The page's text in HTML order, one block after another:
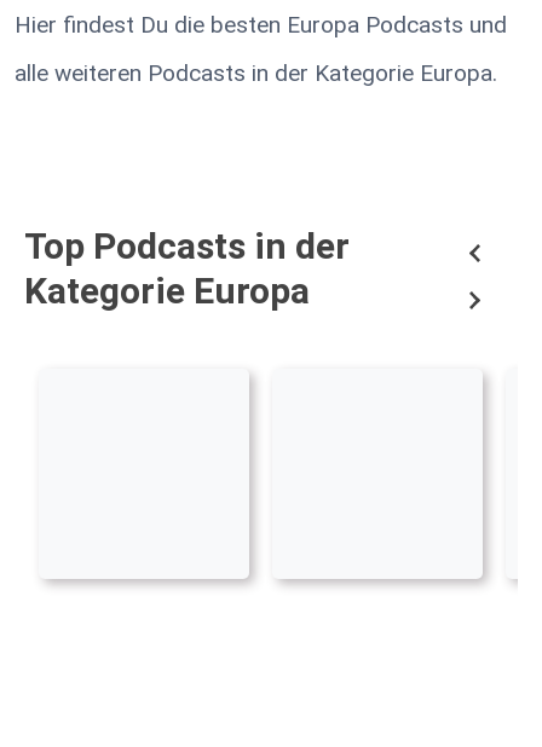
Hier findest Du die besten Europa Podcasts und
alle weiteren Podcasts in der Kategorie Europa.
Top Podcasts in der
Kategorie Europa